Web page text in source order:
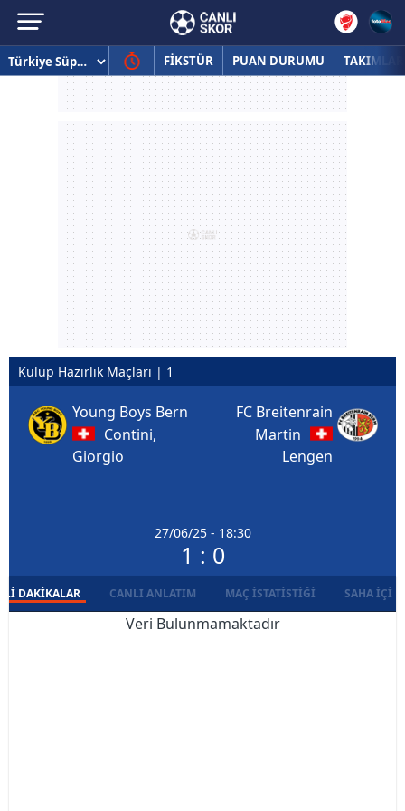
FİKSTÜR PUAN DURUMU TAKIMLAR
Kulüp Hazırlık Maçları | 1
Young Boys Bern
Contini,
Giorgio
27/06/25 - 18:30
1 : 0
FC Breitenrain
Martin
Lengen
DAKIKALAR CANLI ANLATIM MAÇ İSTATISTIĞI SAHA İÇI
Veri Bulunmamaktadır